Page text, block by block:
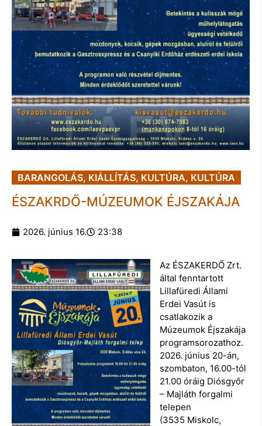
BARANGOLÁS, KIÁLLÍTÁS, KULTÚRA, KULTÚRA
ÉSZAKRDŐ-MÚZEUMOK ÉJSZAKÁJA
2026. június 16. 23:38
Az ÉSZAKERDŐ Zrt.
által fenntartott
Lillafüredi Állami
Erdei Vasút is
csatlakozik a
Múzeumok Éjszakája
programsorozathoz.
2026. június 20-án,
szombaton, 16.00-tól
21.00 óráig Diósgyőr
– Majláth forgalmi
telepen
(3535 Miskolc,